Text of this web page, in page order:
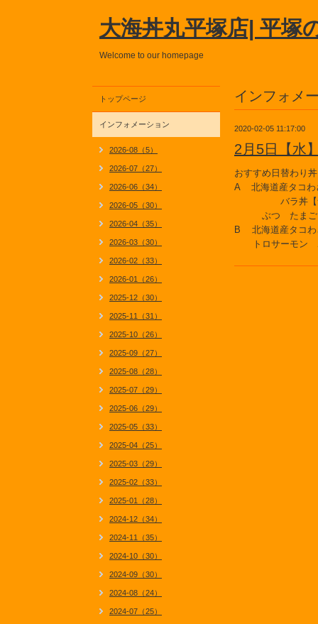
大海丼丸平塚店| 平塚
Welcome to our homepage
インフォメ
2020-02-05 11:17:00
2月5日【水
おすすめ日替わり丼
A 北海道産タコ
バラ丼【づけ
ぶつ たまご
B 北海道産タコ
トロサーモン
トップページ
インフォメーション
2026-08（5）
2026-07（27）
2026-06（34）
2026-05（30）
2026-04（35）
2026-03（30）
2026-02（33）
2026-01（26）
2025-12（30）
2025-11（31）
2025-10（26）
2025-09（27）
2025-08（28）
2025-07（29）
2025-06（29）
2025-05（33）
2025-04（25）
2025-03（29）
2025-02（33）
2025-01（28）
2024-12（34）
2024-11（35）
2024-10（30）
2024-09（30）
2024-08（24）
2024-07（25）